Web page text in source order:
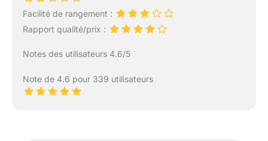
Facilité de rangement :
Rapport qualité/prix :
Notes des utilisateurs 4.6/5
Note de 4.6 pour 339 utilisateurs